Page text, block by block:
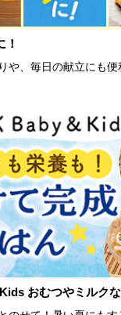
や、毎日の献立にも
おむつやミルクな